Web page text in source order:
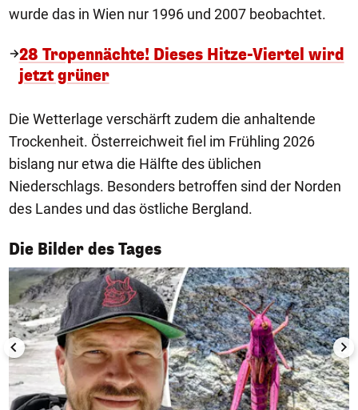
wurde das in Wien nur 1996 und 2007 beobachtet.
28 Tropennächte! Dieses Hitze-Viertel wird
jetzt grüner
Die Wetterlage verschärft zudem die anhaltende
Trockenheit. Österreichweit fiel im Frühling 2026
bislang nur etwa die Hälfte des üblichen
Niederschlags. Besonders betroffen sind der Norden
des Landes und das östliche Bergland.
Die Bilder des Tages
1/50